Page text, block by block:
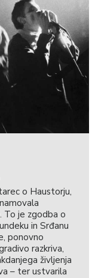
o Haustorju,
To je zgodba o
in Srđanu
ponovno
razkriva,
življenja
– ter ustvarila